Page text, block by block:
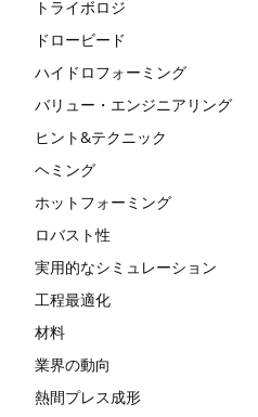
トライボロジ
ドロービード
ハイドロフォーミング
バリュー・エンジニアリング
ヒント&テクニック
ヘミング
ホットフォーミング
ロバスト性
実用的なシミュレーション
工程最適化
材料
業界の動向
熱間プレス成形